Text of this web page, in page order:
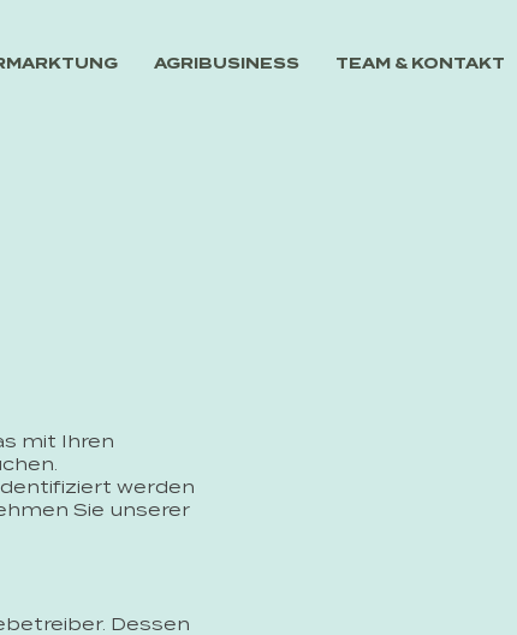
AGRIBUSINESS TEAM & KONTAKT
mit Ihren
werden
Sie unserer
Dessen